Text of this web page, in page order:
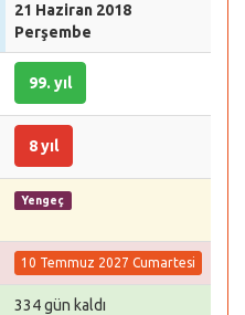
21 Haziran 2018
Perşembe
99. yıl
8 yıl
Yengeç
10 Temmuz 2027 Cumartesi
334 gün kaldı